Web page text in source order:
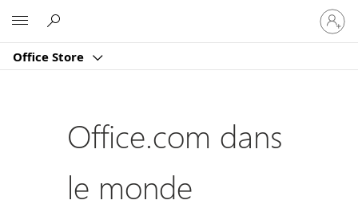
Office Store
vous
à
compte
Office.com dans
le monde